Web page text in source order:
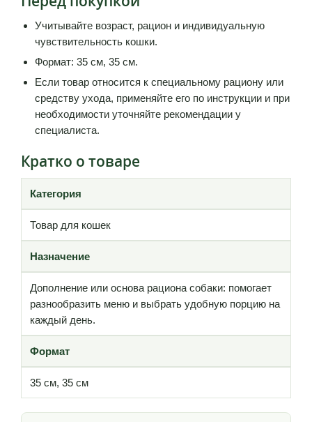
Учитывайте возраст, рацион и индивидуальную
чувствительность кошки.
Формат: 35 см, 35 см.
Если товар относится к специальному рациону или
средству ухода, применяйте его по инструкции и при
необходимости уточняйте рекомендации у
специалиста.
Кратко о товаре
Категория
Товар для кошек
Назначение
Дополнение или основа рациона собаки: помогает
разнообразить меню и выбрать удобную порцию на
каждый день.
Формат
35 см, 35 см